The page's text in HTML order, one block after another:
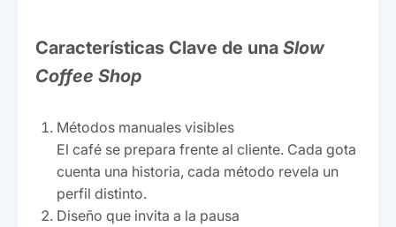
Características Clave de una Slow
Coffee Shop
Métodos manuales visibles
El café se prepara frente al cliente. Cada gota
cuenta una historia, cada método revela un
perfil distinto.
Diseño que invita a la pausa